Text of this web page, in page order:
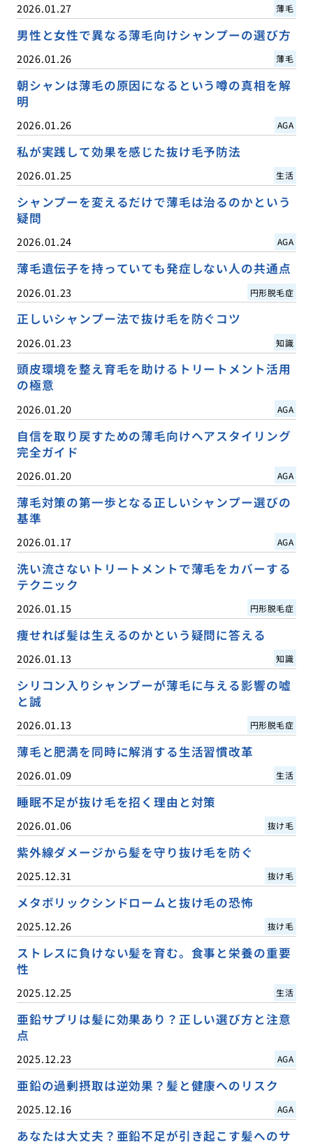
2026.01.27 薄毛
男性と女性で異なる薄毛向けシャンプーの選び方
2026.01.26 薄毛
朝シャンは薄毛の原因になるという噂の真相を解
明
2026.01.26 AGA
私が実践して効果を感じた抜け毛予防法
2026.01.25 生活
シャンプーを変えるだけで薄毛は治るのかという
疑問
2026.01.24 AGA
薄毛遺伝子を持っていても発症しない人の共通点
2026.01.23 円形脱毛症
正しいシャンプー法で抜け毛を防ぐコツ
2026.01.23 知識
頭皮環境を整え育毛を助けるトリートメント活用
の極意
2026.01.20 AGA
自信を取り戻すための薄毛向けヘアスタイリング
完全ガイド
2026.01.20 AGA
薄毛対策の第一歩となる正しいシャンプー選びの
基準
2026.01.17 AGA
洗い流さないトリートメントで薄毛をカバーする
テクニック
2026.01.15 円形脱毛症
痩せれば髪は生えるのかという疑問に答える
2026.01.13 知識
シリコン入りシャンプーが薄毛に与える影響の嘘
と誠
2026.01.13 円形脱毛症
薄毛と肥満を同時に解消する生活習慣改革
2026.01.09 生活
睡眠不足が抜け毛を招く理由と対策
2026.01.06 抜け毛
紫外線ダメージから髪を守り抜け毛を防ぐ
2025.12.31 抜け毛
メタボリックシンドロームと抜け毛の恐怖
2025.12.26 抜け毛
ストレスに負けない髪を育む。食事と栄養の重要
性
2025.12.25 生活
亜鉛サプリは髪に効果あり？正しい選び方と注意
点
2025.12.23 AGA
亜鉛の過剰摂取は逆効果？髪と健康へのリスク
2025.12.16 AGA
あなたは大丈夫？亜鉛不足が引き起こす髪へのサ